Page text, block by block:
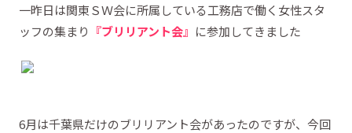
一昨日は関東ＳＷ会に所属している工務店で働く女性スタ
ッフの集まり 『ブリリアント会』 に参加してきました
6月は千葉県だけのブリリアント会があったのですが、今回